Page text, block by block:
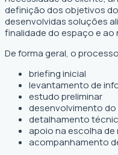
definição dos objetivos
desenvolvidas soluções
finalidade do espaço e
De forma geral, o
briefing inicial
levantamento de
estudo preliminar
desenvolvimento
detalhamento
apoio na escolha
acompanhamento